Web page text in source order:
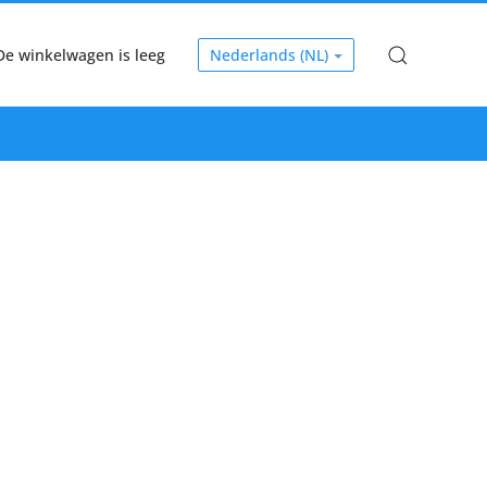
winkelwagen is leeg Nederlands (NL)